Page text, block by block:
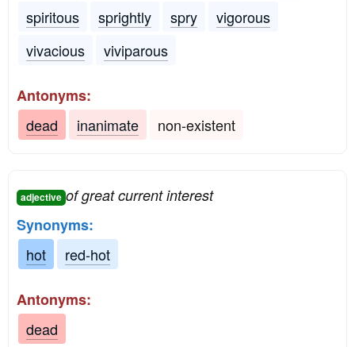
spiritous
sprightly spry
vigorous
vivacious
viviparous
Antonyms:
dead
inanimate non-existent
adjective of great current interest
Synonyms:
hot
red-hot
Antonyms:
dead